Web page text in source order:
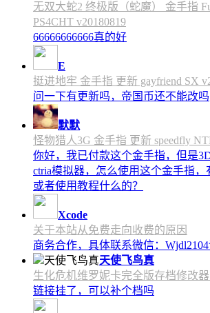
无双大蛇2 终极版（蛇魔） 金手指
PS4CHT v20180819
66666666666真的好
E
挺进地牢 金手指 更新 gayfriend SX
问一下有更新吗，帝国币还不能改吗
默默
怪物猎人3G 金手指 更新 speedfly
你好，我已付款这个金手指，但是
ctria模拟器，怎么使用这个金手指，
或者使用教程什么的？
Xcode
关于本站从免费走向收费的原因
商务合作，具体联系微信：
天使飞鸟真
生化危机维罗妮卡完全版存档修改
链接挂了，可以补个档吗